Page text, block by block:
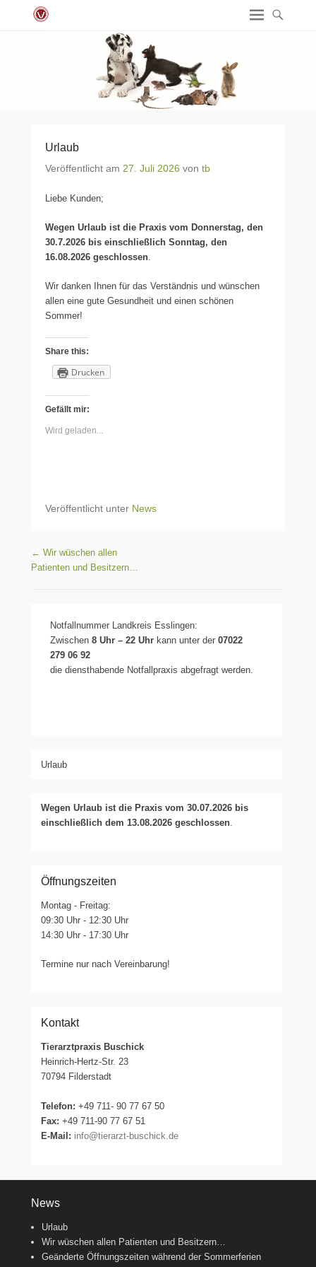
Urlaub
Veröffentlicht am 27. Juli 2026 von tb
Liebe Kunden;
Wegen Urlaub ist die Praxis vom Donnerstag, den
30.7.2026 bis einschließlich Sonntag, den
16.08.2026 geschlossen.
Wir danken Ihnen für das Verständnis und wünschen
allen eine gute Gesundheit und einen schönen
Sommer!
Share this:
Drucken
Gefällt mir:
Wird geladen...
Veröffentlicht unter News
Beitragsnavigation
← Wir wüschen allen
Patienten und Besitzern…
Notfallnummer Landkreis Esslingen:
Zwischen 8 Uhr – 22 Uhr kann unter der07022
279 06 92
die diensthabende Notfallpraxis abgefragt werden.
Urlaub
Wegen Urlaub ist die Praxis vom 30.07.2026 bis
einschließlich dem 13.08.2026 geschlossen
Öffnungszeiten
Montag - Freitag:
09:30 Uhr - 12:30 Uhr
14:30 Uhr - 17:30 Uhr
Termine nur nach Vereinbarung!
Kontakt
Tierarztpraxis Buschick
Heinrich-Hertz-Str. 23
70794 Filderstadt
Telefon: +49 711- 90 77 67 50
Fax: +49 711-90 77 67 51
E-Mail: info@tierarzt-buschick.de
News
Urlaub
Wir wüschen allen Patienten und Besitzern…
Geänderte Öffnungszeiten während der Sommerferien